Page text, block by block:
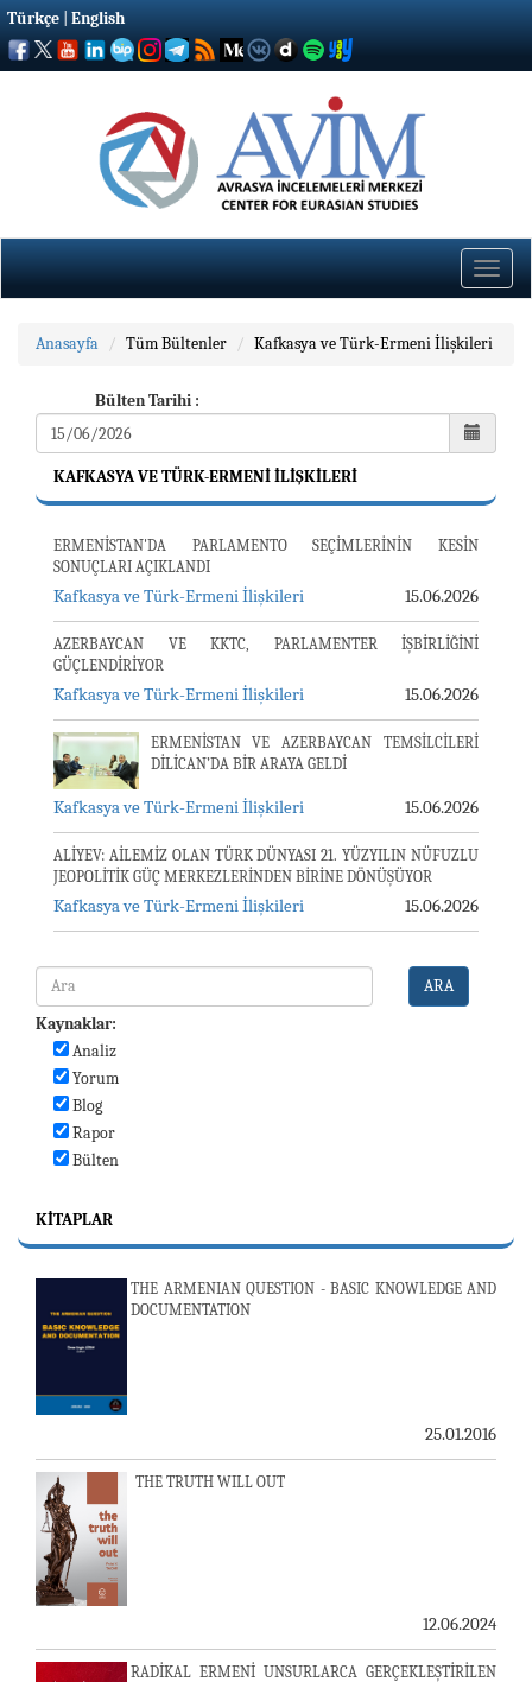
Türkçe English
Toggle
Anasayfa Tüm Bültenler Kafkasya ve Türk-Ermeni İlişkileri
Bülten Tarihi :
KAFKASYA VE TÜRK-ERMENI İLIŞKILERI
ERMENİSTAN'DA PARLAMENTO SEÇİMLERİNİN KESİN
SONUÇLARI AÇIKLANDI
Kafkasya ve Türk-Ermeni İlişkileri 15.06.2026
AZERBAYCAN VE KKTC, PARLAMENTER İŞBİRLİĞİNİ
GÜÇLENDİRİYOR
Kafkasya ve Türk-Ermeni İlişkileri 15.06.2026
ERMENİSTAN VE AZERBAYCAN TEMSİLCİLERİ
DİLİCAN’DA BİR ARAYA GELDİ
Kafkasya ve Türk-Ermeni İlişkileri 15.06.2026
ALİYEV: AİLEMİZ OLAN TÜRK DÜNYASI 21. YÜZYILIN NÜFUZLU
JEOPOLİTİK GÜÇ MERKEZLERİNDEN BİRİNE DÖNÜŞÜYOR
Kafkasya ve Türk-Ermeni İlişkileri 15.06.2026
ARA
Kaynaklar:
Analiz
Yorum
Blog
Rapor
Bülten
KITAPLAR
THE ARMENIAN QUESTION - BASIC KNOWLEDGE AND
DOCUMENTATION
25.01.2016
THE TRUTH WILL OUT
12.06.2024
RADİKAL ERMENİ UNSURLARCA GERÇEKLEŞTİRİLEN